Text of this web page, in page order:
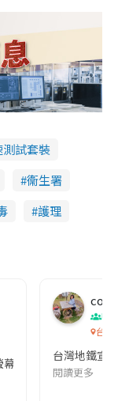
測試套裝
衞生署
護理
啦!這次的劇本改編
co
吹
台灣
台灣地鐵宣
閱讀更多